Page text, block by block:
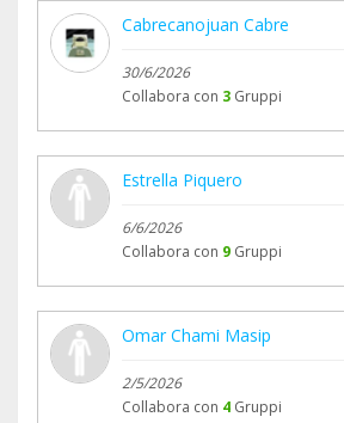
Cabrecanojuan Cabre
30/6/2026
Collabora con 3 Gruppi
Estrella Piquero
6/6/2026
Collabora con 9 Gruppi
Omar Chami Masip
2/5/2026
Collabora con 4 Gruppi